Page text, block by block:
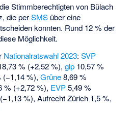
Stimmberechtigten von Bülach
die perSMS über eine
konnten. Rund 12 % der
Möglichkeit.
Nationalratswahl 2023:SVP
% (+2,52 %),glp 10,57 %
(−1,14 %),Grüne8,69 %
% (+2,72 %), EVP5,49 %
%), Aufrecht Zürich 1,5 %,